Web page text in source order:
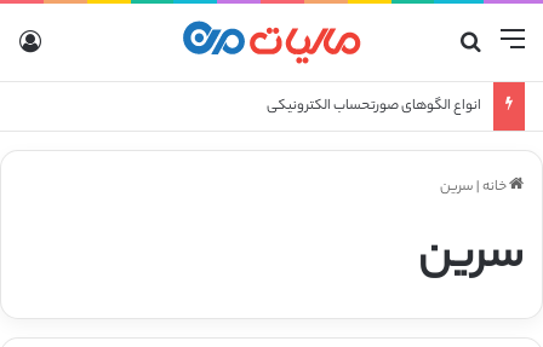
منو
انواع الگوهای صورتحساب الکترونیکی
خانه|سرین
سرین